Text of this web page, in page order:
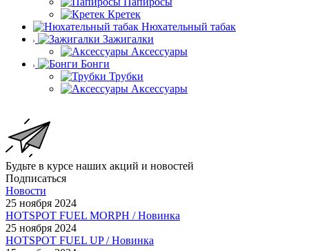
Кретек
Нюхательный табак
Зажигалки
Аксессуары
Бонги
Трубки
Аксессуары
Будьте в курсе наших акций и новостей
Подписаться
Новости
25 ноября 2024
HOTSPOT FUEL MORPH / Новинка
25 ноября 2024
HOTSPOT FUEL UP / Новинка